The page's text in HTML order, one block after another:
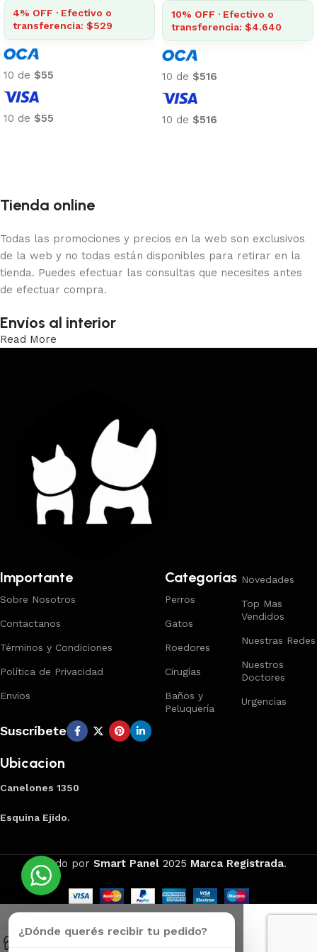
o
transferencia: $140
4% OFF ·
transferencia:
Tienda online
Todas las promociones y precios en la web son exclusivos
de la web y no todas están disponibles para retirar en la
tienda. Puedes efectuar las consultas que necesites antes
de efectuar compra.
Envíos al interior
Read More
Importante
Sobre Nosotros
Contactanos
Términos y Condiciones
Política de Privacidad
Envios
Categorías
Perros
Gatos
Roedores
Cirugías
Baños y
Peluquería
Novedades
Top Mas
Vendidos
Nuestras Redes
Nuestros
Doctores
Urgencias
Suscríbete
Ubicacion
Canelones 1350
Esquina Ejido.
Creado por Smart Panel 2025 Marca Registrada.
¿Dónde querés recibir tu pedido?